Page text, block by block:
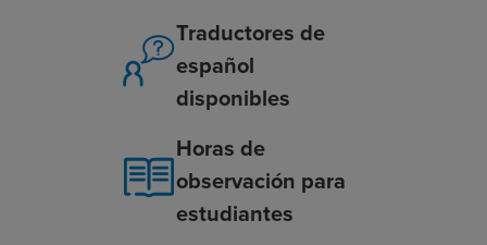
Traductores de
español
disponibles
Horas de
observación para
estudiantes